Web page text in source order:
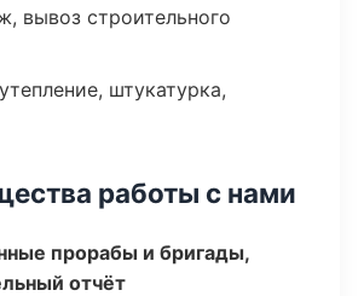
вывоз строительного
штукатурка,
работы с нами
прорабы и бригады,
отчёт